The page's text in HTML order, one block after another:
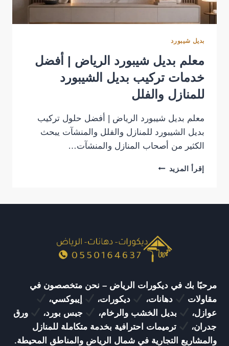
بديل شيبورد
معلم بديل شيبورد الرياض | أفضل
خدمات تركيب بديل الشيبورد
للمنازل والفلل
معلم بديل شيبورد الرياض | أفضل حلول تركيب
بديل الشيبورد للمنازل والفلل والمنشآت يبحث
الكثير من أصحاب المنازل والمنشآت…
إقرأ المزيد معلم
تركيب
بديل
الشيبورد
والفلل
مرحبًا بك في ديكورات الرياض – نحن متخصصون في
مقاولات
دهانات، ديكورات،
إيبوكسي،
عوازل،
بديل الخشب والرخام، جبس بورد،
ورق
جدران،
ترميمات احترافية بخدمة متكاملة للمنازل
والمشاريع التجارية في شمال الرياض والمناطق المحيطة.